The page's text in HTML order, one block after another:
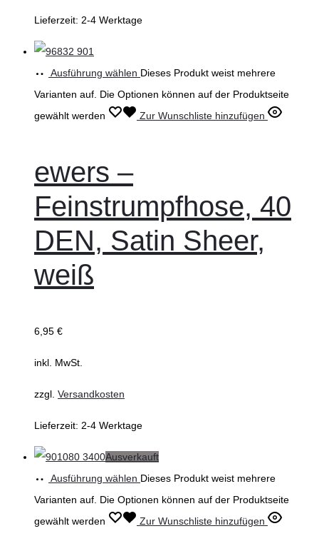
Lieferzeit: 2-4 Werktage
Ausführung wählen Dieses Produkt weist mehrere
Varianten auf. Die Optionen können auf der Produktseite
gewählt werden
Zur Wunschliste hinzufügen
ewers –
Feinstrumpfhose, 40
DEN, Satin Sheer,
weiß
6,95 €
inkl. MwSt.
zzgl. Versandkosten
Lieferzeit: 2-4 Werktage
Ausverkauft
Ausführung wählen Dieses Produkt weist mehrere
Varianten auf. Die Optionen können auf der Produktseite
gewählt werden
Zur Wunschliste hinzufügen